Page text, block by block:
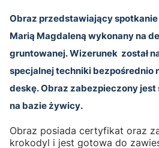
Obraz przedstawiający
Marią Magdaleną wykonany na
gruntowanej.Wizerunek został
specjalnej techniki bezpośrednio
deskę. Obraz zabezpieczony
na bazie żywicy.
Obraz posiada certyfikat oraz
krokodyl i jest gotowa do